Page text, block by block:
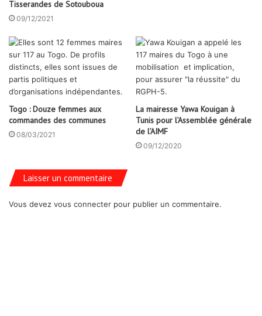
Tisserandes de Sotouboua
09/12/2021
Togo : Douze femmes aux
commandes des communes
08/03/2021
La mairesse Yawa Kouigan à
Tunis pour l’Assemblée générale
de l’AIMF
09/12/2020
Laisser un commentaire
Vous devez vous connecter pour publier un commentaire.